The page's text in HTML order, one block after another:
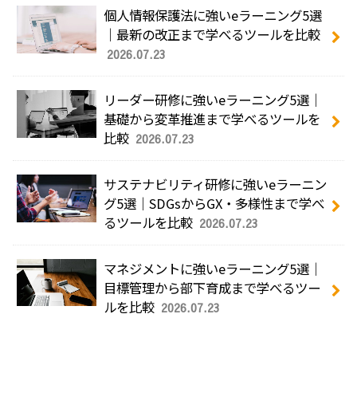
個人情報保護法に強いeラーニング5選
｜最新の改正まで学べるツールを比較
2026.07.23
リーダー研修に強いeラーニング5選｜
基礎から変革推進まで学べるツールを
比較 2026.07.23
サステナビリティ研修に強いeラーニン
グ5選｜SDGsからGX・多様性まで学べ
るツールを比較 2026.07.23
マネジメントに強いeラーニング5選｜
目標管理から部下育成まで学べるツー
ルを比較 2026.07.23